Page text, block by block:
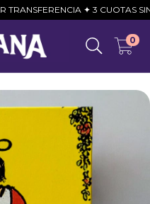
✦ 3 CUOTAS SIN
0